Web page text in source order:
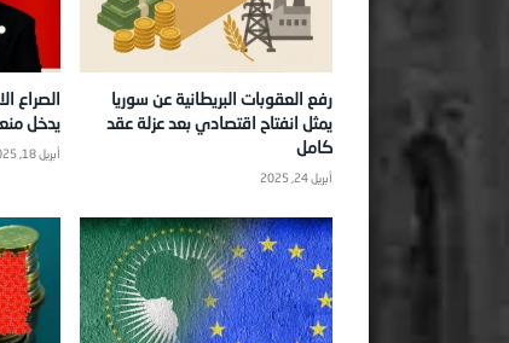
رفع العقوبات البريطانية عن سوريا
يمثل انفتاح اقتصادي بعد عزلة عقد
كامل
أبريل 24, 2025
الصراع
يدخل
أبريل 18, 2025